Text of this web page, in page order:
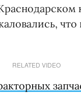
RELATED VIDEO